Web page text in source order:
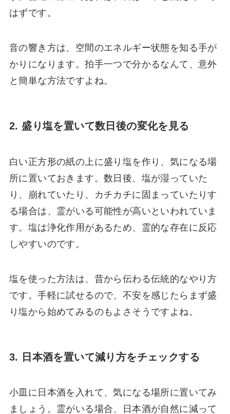
はずです。
音の響き方は、空間のエネルギー状態を知る手が
かりになります。拍手一つで分かるなんて、意外
と簡単な方法ですよね。
2. 盛り塩を置いて数日後の変化を見る
白い正方形の紙の上に盛り塩を作り、気になる場
所に置いておきます。数日後、塩が湿っていた
り、崩れていたり、カチカチに固まっていたりす
る場合は、霊がいる可能性が高いといわれていま
す。塩は浄化作用があるため、霊的な存在に反応
しやすいのです。
塩を使った方法は、昔から伝わる伝統的なやり方
です。手軽に試せるので、不安を感じたらまず盛
り塩から始めてみるのもよさそうですよね。
3. 日本酒を置いて減り方をチェックする
小皿に日本酒を入れて、気になる場所に置いてみ
ましょう。霊がいる場合、日本酒が自然に減って